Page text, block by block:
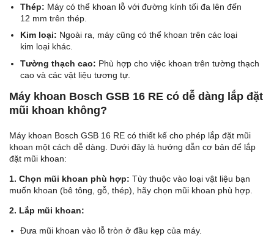
Thép: Máy có thể khoan lỗ với đường kính tối đa lên đến
12 mm trên thép.
Kim loại: Ngoài ra, máy cũng có thể khoan trên các loại
kim loại khác.
Tường thạch cao: Phù hợp cho việc khoan trên tường thạch
cao và các vật liệu tương tự.
Máy khoan Bosch GSB 16 RE có dễ dàng lắp đặt
mũi khoan không?
Máy khoan Bosch GSB 16 RE có thiết kế cho phép lắp đặt mũi
khoan một cách dễ dàng. Dưới đây là hướng dẫn cơ bản để lắp
đặt mũi khoan:
1. Chọn mũi khoan phù hợp: Tùy thuộc vào loại vật liệu bạn
muốn khoan (bê tông, gỗ, thép), hãy chọn mũi khoan phù hợp.
2. Lắp mũi khoan:
Đưa mũi khoan vào lỗ tròn ở đầu kẹp của máy.